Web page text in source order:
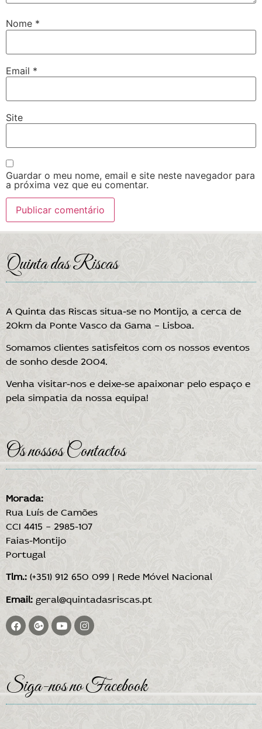
Nome *
Email *
Site
Guardar o meu nome, email e site neste navegador para
a próxima vez que eu comentar.
Quinta das Riscas
A Quinta das Riscas situa-se no Montijo, a cerca de
20km da Ponte Vasco da Gama – Lisboa.
Somamos clientes satisfeitos com os nossos eventos
de sonho desde 2004.
Venha visitar-nos e deixe-se apaixonar pelo espaço e
pela simpatia da nossa equipa!
Os nossos Contactos
Morada:
Rua Luís de Camões
CCI 4415 – 2985-107
Faias-Montijo
Portugal
Tlm.: (+351) 912 650 099 | Rede Móvel Nacional
Email: geral@quintadasriscas.pt
Siga-nos no Facebook